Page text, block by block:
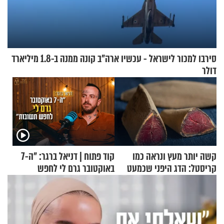
סירבו למכור לישראל - עכשיו ארה"ב קונה ממנה ב-1.8 מיליארד
דולר
קשה יותר מעץ ונראה כמו
קריסטל: הדג היפני שכמעט
קוד פתוח | דניאל ברגר: "ה-7
באוקטובר גרם לי לחפש
תשובות"